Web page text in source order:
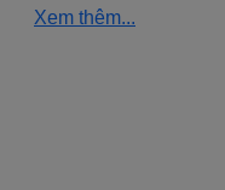
Xem thêm...